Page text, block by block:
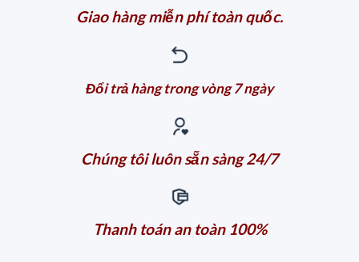
Giao hàng miễn phí toàn quốc.
Đổi trả hàng trong vòng 7 ngày
Chúng tôi luôn sẵn sàng 24/7
Thanh toán an toàn 100%